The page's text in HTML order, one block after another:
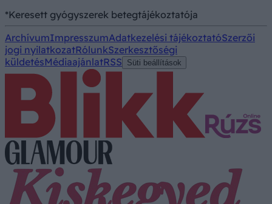
*Keresett gyógyszerek betegtájékoztatója
ArchívumImpresszumAdatkezelési tájékoztatóSzerzői
jogi nyilatkozatRólunkSzerkesztőségi
küldetésMédiaajánlatRSS Süti beállítások